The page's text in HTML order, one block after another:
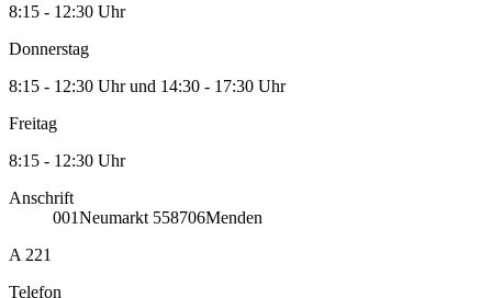
8:15 - 12:30 Uhr
Donnerstag
8:15 - 12:30 Uhr und 14:30 - 17:30 Uhr
Freitag
8:15 - 12:30 Uhr
Anschrift
001Neumarkt 558706Menden
A 221
Telefon